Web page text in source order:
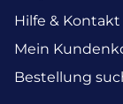
Hilfe & Kontakt
Mein
Bestellung